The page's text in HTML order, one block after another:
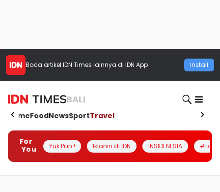
Baca artikel IDN Times lainnya di IDN App Install
BALI
HomeFoodNewsSportTravel
For
You
Yuk Pilih ! Iklanin di IDN INSIDENESIA